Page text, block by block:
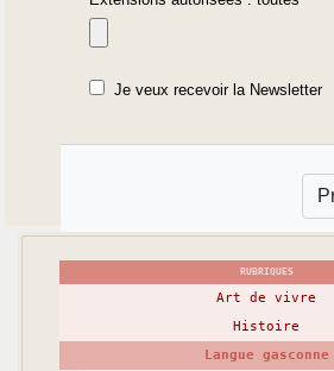
Je veux recevoir la Newsletter
RUBRIQUES
Art de vivre
Histoire
Langue gasconne